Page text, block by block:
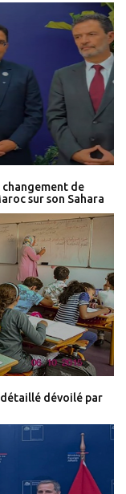
changement de
sur son Sahara
dévoilé par